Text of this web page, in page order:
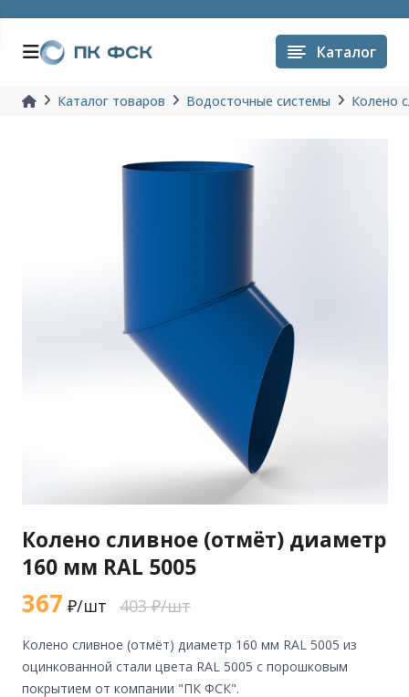
Каталог
Каталог товаров Водосточные системы Колено
Колено сливное (отмёт) диаметр
160 мм RAL 5005
367 ₽/шт 403 ₽/шт
колено сливное (отмёт) диаметр 160 мм RAL 5005 из
оцинкованной стали цвета RAL 5005 с порошковым
покрытием от компании "ПК ФСК".